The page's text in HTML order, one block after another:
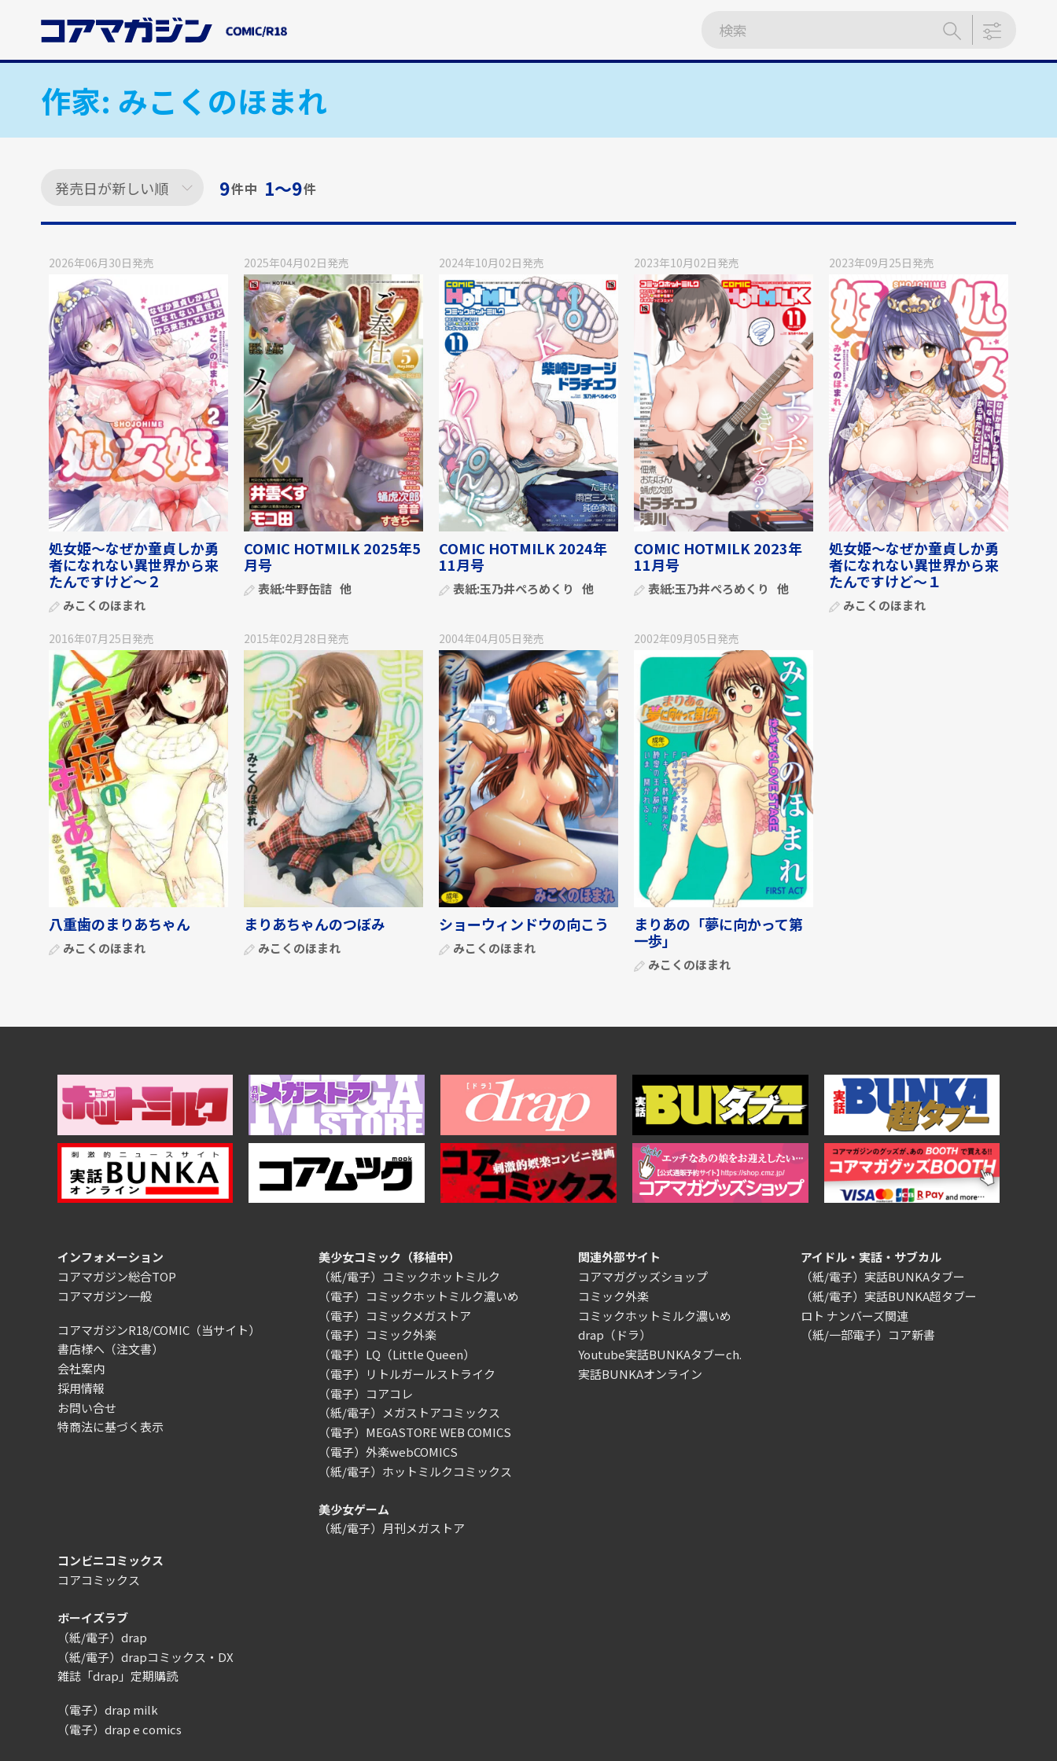
コ
ツ
作家: みこくのほまれ
9件中 1〜9件
2026年06月30日発売
処女姫～なぜか童貞しか勇
者になれない異世界から来
たんですけど～２
みこくのほまれ
2025年04月02日発売
COMIC HOTMILK 2025年5
月号
表紙:牛野缶詰 他
2024年10月02日発売
COMIC HOTMILK 2024年
11月号
表紙:玉乃井ぺろめくり 他
2023年10月02日発売
COMIC HOTMILK 2023年
11月号
表紙:玉乃井ぺろめくり 他
2023年09月25日発売
処女姫～なぜか童貞しか勇
者になれない異世界から来
たんですけど～１
みこくのほまれ
2016年07月25日発売
八重歯のまりあちゃん
みこくのほまれ
2015年02月28日発売
まりあちゃんのつぼみ
みこくのほまれ
2004年04月05日発売
ショーウィンドウの向こう
みこくのほまれ
2002年09月05日発売
まりあの「夢に向かって第
一歩」
みこくのほまれ
インフォメーション
コアマガジン総合TOP
コアマガジン一般
コアマガジンR18/COMIC（当サイト）
書店様へ（注文書）
会社案内
採用情報
お問い合せ
特商法に基づく表示
美少女コミック（移植中）
（紙/電子）コミックホットミルク
（電子）コミックホットミルク濃いめ
（電子）コミックメガストア
（電子）コミック外楽
（電子）LQ（Little Queen）
（電子）リトルガールストライク
（電子）コアコレ
（紙/電子）メガストアコミックス
（電子）MEGASTORE WEB COMICS
（電子）外楽webCOMICS
（紙/電子）ホットミルクコミックス
美少女ゲーム
（紙/電子）月刊メガストア
関連外部サイト
コアマガグッズショップ
コミック外楽
コミックホットミルク濃いめ
drap（ドラ）
Youtube実話BUNKAタブーch.
実話BUNKAオンライン
アイドル・実話・サブカル
（紙/電子）実話BUNKAタブー
（紙/電子）実話BUNKA超タブー
ロト ナンバーズ関連
（紙/一部電子）コア新書
コンビニコミックス
コアコミックス
ボーイズラブ
（紙/電子）drap
（紙/電子）drapコミックス・DX
雑誌「drap」定期購読
（電子）drap milk
（電子）drap e comics